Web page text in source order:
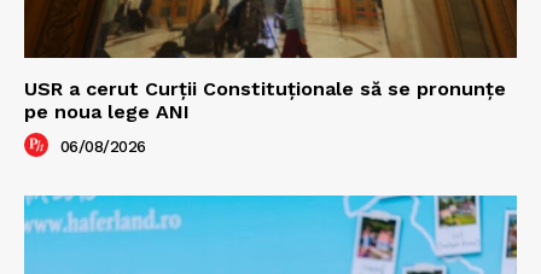
USR a cerut Curții Constituționale să se pronunțe
pe noua lege ANI
06/08/2026